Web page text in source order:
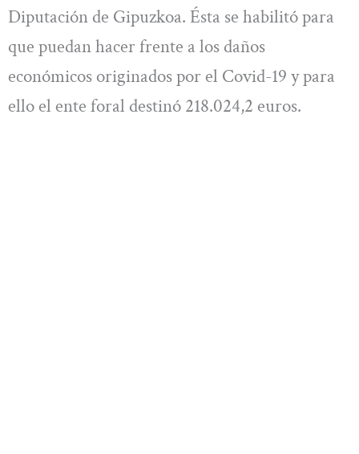
Diputación de Gipuzkoa. Ésta se habilitó para
que puedan hacer frente a los daños
económicos originados por el Covid-19 y para
ello el ente foral destinó 218.024,2 euros.